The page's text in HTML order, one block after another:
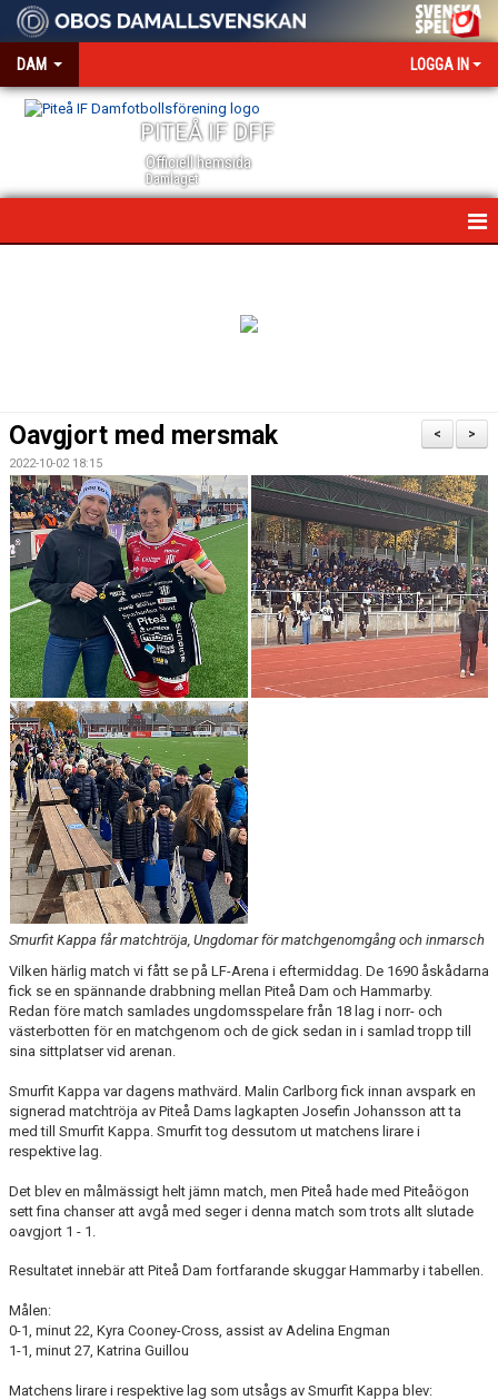
DAM LOGGA IN
PITEÅ IF DFF
Officiell hemsida
Damlaget
KALENDER
MATCHER
MATCHER & SERIETABELL
>
<
Oavgjort med mersmak
2022-10-02 18:15
Smurfit Kappa får matchtröja, Ungdomar för matchgenomgång och inmarsch
Vilken härlig match vi fått se på LF-Arena i eftermiddag. De 1690 åskådarna
fick se en spännande drabbning mellan Piteå Dam och Hammarby.
Redan före match samlades ungdomsspelare från 18 lag i norr- och
västerbotten för en matchgenom och de gick sedan in i samlad tropp till
sina sittplatser vid arenan.
Smurfit Kappa var dagens mathvärd. Malin Carlborg fick innan avspark en
signerad matchtröja av Piteå Dams lagkapten Josefin Johansson att ta
med till Smurfit Kappa. Smurfit tog dessutom ut matchens lirare i
respektive lag.
Det blev en målmässigt helt jämn match, men Piteå hade med Piteåögon
sett fina chanser att avgå med seger i denna match som trots allt slutade
oavgjort 1 - 1.
Resultatet innebär att Piteå Dam fortfarande skuggar Hammarby i tabellen.
Målen:
0-1, minut 22, Kyra Cooney-Cross, assist av Adelina Engman
1-1, minut 27, Katrina Guillou
Matchens lirare i respektive lag som utsågs av Smurfit Kappa blev: